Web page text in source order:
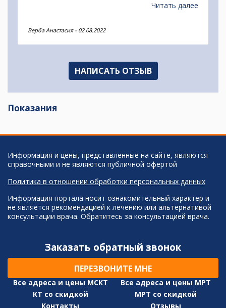
предупредили, поэтому была моральна готова.
Читать далее
Верба Анастасия - 02.08.2022
НАПИСАТЬ ОТЗЫВ
Показания
Информация и цены, представленные на сайте, являются
справочными и не являются публичной офертой
Политика в отношении обработки персональных данных
Информация портала носит ознакомительный характер и
не является рекомендацией к лечению или альтернативой
консультации врача. Обратитесь за консультацией врача.
Заказать обратный звонок
ПЕРЕЗВОНИТЕ МНЕ
Все адреса и цены МСКТ
Все адреса и цены МРТ
КТ со скидкой
МРТ со скидкой
Контакты
Отзывы